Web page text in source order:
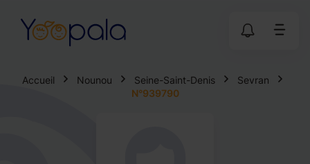
Accueil Nounou Seine-Saint-Denis
Sevran
N°939790